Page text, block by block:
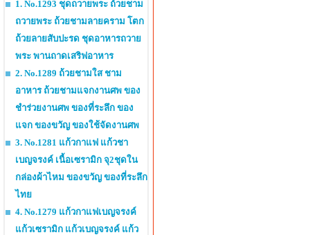
1. No.1293 ชุดถวายพระ ถ้วยชาม
ถวายพระ ถ้วยชามลายคราม โตก
ถ้วยลายสับปะรด ชุดอาหารถวาย
พระ พานถาดเสริฟอาหาร
2. No.1289 ถ้วยชามใส ชาม
อาหาร ถ้วยชามแจกงานศพ ของ
ชำร่วยงานศพ ของที่ระลึก ของ
แจก ของขวัญ ของใช้จัดงานศพ
3. No.1281 แก้วกาแฟ แก้วชา
เบญจรงค์ เนื้อเซรามิก จุ2ชุดใน
กล่องผ้าไหม ของขวัญ ของที่ระลึก
ไทย
4. No.1279 แก้วกาแฟเบญจรงค์
แก้วเซรามิก แก้วเบญจรงค์ แก้ว